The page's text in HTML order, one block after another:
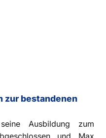
zur bestandenen
Ausbildung zum
und Max